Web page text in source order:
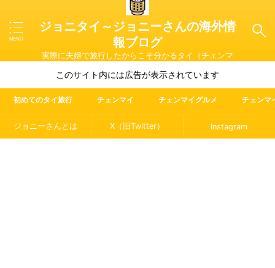
ジョニタイ～ジョニーさんの海外情
報ブログ
実際に夫婦で旅行したからこそ分かるタイ（チェンマ
イ）やマレーシア・ラオス・イタリアの魅力を紹介
このサイト内には広告が表示されています
初めてのタイ旅行 チェンマイ チェンマイグルメ チェンマ
ジョニーさんとは X（旧Twitter） Instagram